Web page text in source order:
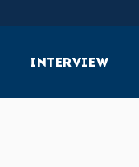
INTERVIEW